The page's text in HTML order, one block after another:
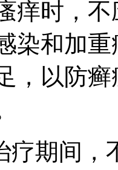
痒时，
染和加
，以防
期间，